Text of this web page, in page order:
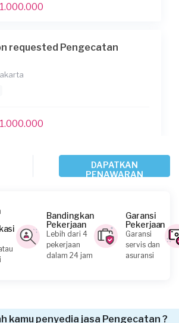
requested Pengecatan
DAPATKAN
PENAWARAN
Bandingkan
Pekerjaan
Lebih dari 4
pekerjaan
dalam 24 jam
Garansi
Pekerjaan
Garansi
servis dan
asuransi
kamu penyedia jasa Pengecatan ?